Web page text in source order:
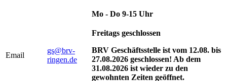
Mo - Do 9-15 Uhr
Email
gs@brv-
ringen.de
Freitags geschlossen
BRV Geschäftsstelle ist vom 12.08. bis
27.08.2026 geschlossen! Ab dem
31.08.2026 ist wieder zu den
gewohnten Zeiten geöffnet.